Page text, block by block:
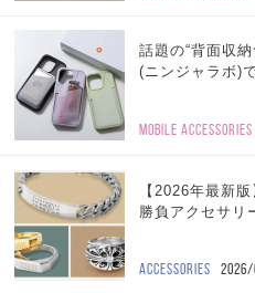
話題の“背面収
(ニンジャラボ)
MOBILE ACCESSORIES
【2026年最新
勝負アクセサリ
ACCESSORIES